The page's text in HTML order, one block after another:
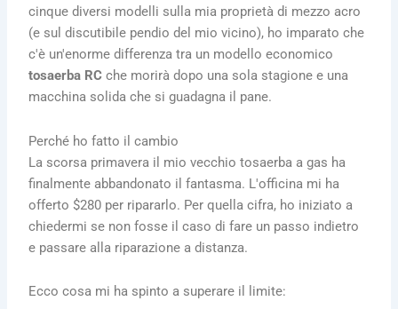
cinque diversi modelli sulla mia proprietà di mezzo acro
(e sul discutibile pendio del mio vicino), ho imparato che
c'è un'enorme differenza tra un modello economico
tosaerba RC che morirà dopo una sola stagione e una
macchina solida che si guadagna il pane.
Perché ho fatto il cambio
La scorsa primavera il mio vecchio tosaerba a gas ha
finalmente abbandonato il fantasma. L'officina mi ha
offerto $280 per ripararlo. Per quella cifra, ho iniziato a
chiedermi se non fosse il caso di fare un passo indietro
e passare alla riparazione a distanza.
Ecco cosa mi ha spinto a superare il limite: